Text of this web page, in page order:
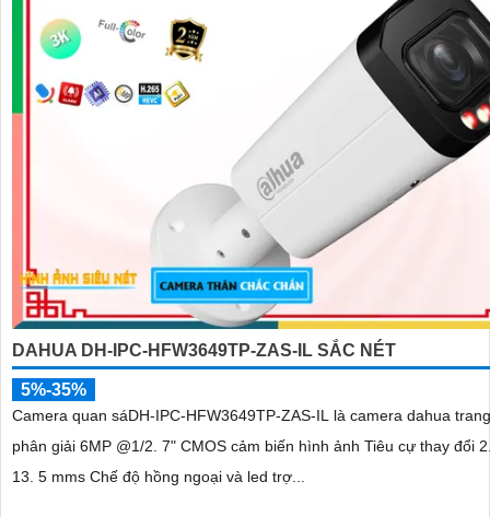
DAHUA DH-IPC-HFW3649TP-ZAS-IL SẮC NÉT
5%-35%
Camera quan sáDH-IPC-HFW3649TP-ZAS-IL là camera dahua
phân giải 6MP @1/2. 7" CMOS cảm biến hình ảnh Tiêu cự thay đổi
13. 5 mms Chế độ hồng ngoại và led trợ...